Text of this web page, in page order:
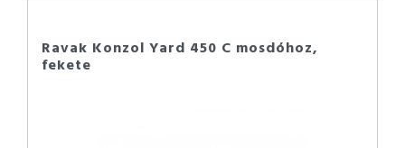
Ravak Konzol Yard 450 C mosdóhoz,
fekete